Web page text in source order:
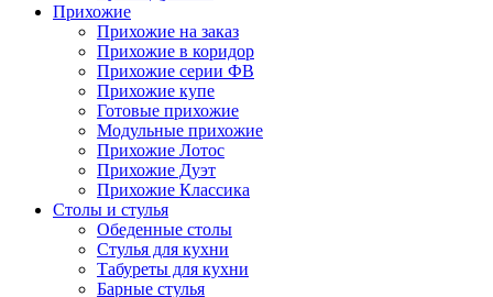
Прихожие
Прихожие на заказ
Прихожие в коридор
Прихожие серии ФВ
Прихожие купе
Готовые прихожие
Модульные прихожие
Прихожие Лотос
Прихожие Дуэт
Прихожие Классика
Столы и стулья
Обеденные столы
Стулья для кухни
Табуреты для кухни
Барные стулья